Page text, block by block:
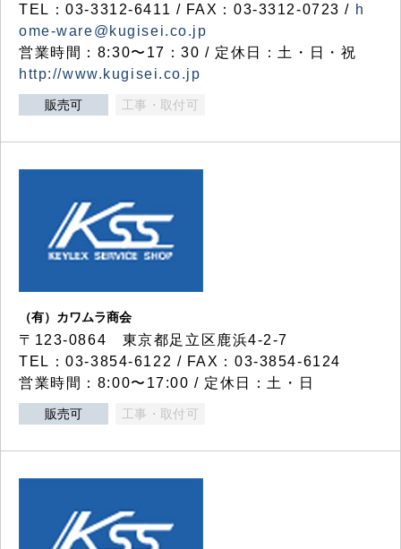
TEL：03-3312-6411 / FAX：03-3312-0723 / h
ome-ware@kugisei.co.jp
営業時間：8:30〜17：30 / 定休日：土・日・祝
http://www.kugisei.co.jp
販売可 工事・取付可
（有）カワムラ商会
〒123-0864 東京都足立区鹿浜4-2-7
TEL：03-3854-6122 / FAX：03-3854-6124
営業時間：8:00〜17:00 / 定休日：土・日
販売可 工事・取付可